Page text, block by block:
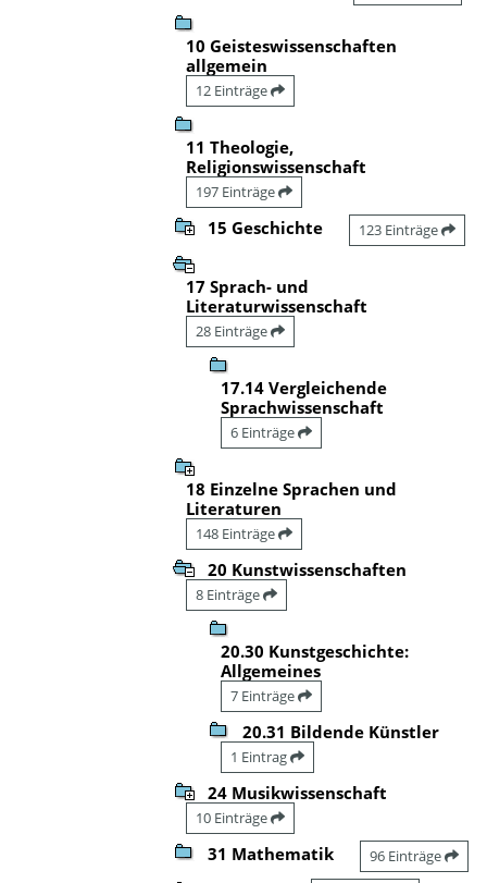
10 Geisteswissenschaften
allgemein
12 Einträge
11 Theologie,
Religionswissenschaft
197 Einträge
15 Geschichte 123 Einträge
17 Sprach- und
Literaturwissenschaft
28 Einträge
17.14 Vergleichende
Sprachwissenschaft
6 Einträge
18 Einzelne Sprachen und
Literaturen
148 Einträge
20 Kunstwissenschaften
8 Einträge
20.30 Kunstgeschichte:
Allgemeines
7 Einträge
20.31 Bildende Künstler
1 Eintrag
24 Musikwissenschaft
10 Einträge
31 Mathematik 96 Einträge